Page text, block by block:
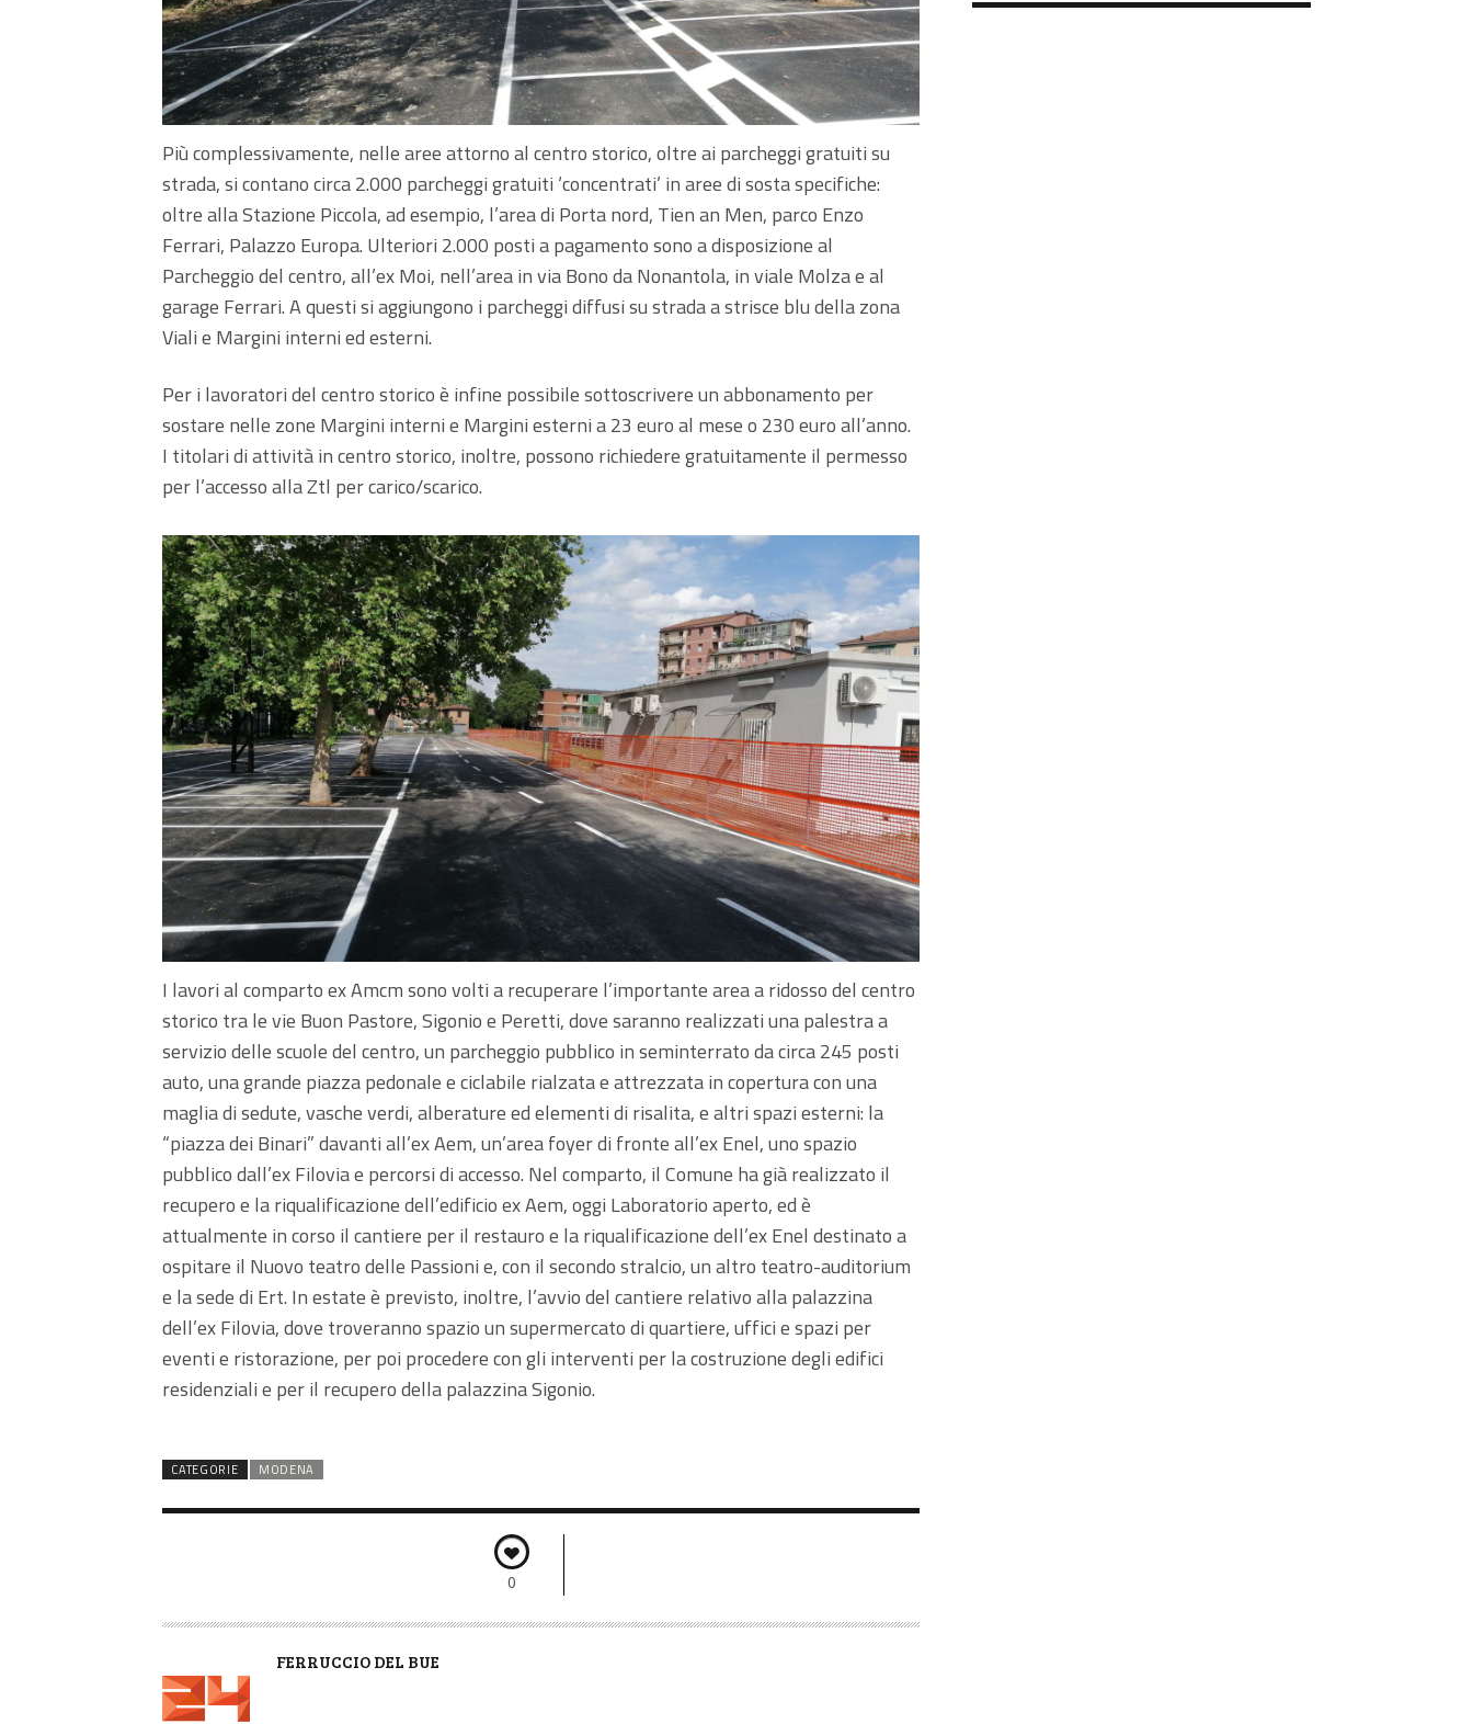
Più complessivamente, nelle aree attorno al centro storico, oltre ai parcheggi gratuiti su
strada, si contano circa 2.000 parcheggi gratuiti ‘concentrati’ in aree di sosta specifiche:
oltre alla Stazione Piccola, ad esempio, l’area di Porta nord, Tien an Men, parco Enzo
Ferrari, Palazzo Europa. Ulteriori 2.000 posti a pagamento sono a disposizione al
Parcheggio del centro, all’ex Moi, nell’area in via Bono da Nonantola, in viale Molza e al
garage Ferrari. A questi si aggiungono i parcheggi diffusi su strada a strisce blu della zona
Viali e Margini interni ed esterni.
Per i lavoratori del centro storico è infine possibile sottoscrivere un abbonamento per
sostare nelle zone Margini interni e Margini esterni a 23 euro al mese o 230 euro all’anno.
I titolari di attività in centro storico, inoltre, possono richiedere gratuitamente il permesso
per l’accesso alla Ztl per carico/scarico.
I lavori al comparto ex Amcm sono volti a recuperare l’importante area a ridosso del centro
storico tra le vie Buon Pastore, Sigonio e Peretti, dove saranno realizzati una palestra a
servizio delle scuole del centro, un parcheggio pubblico in seminterrato da circa 245 posti
auto, una grande piazza pedonale e ciclabile rialzata e attrezzata in copertura con una
maglia di sedute, vasche verdi, alberature ed elementi di risalita, e altri spazi esterni: la
“piazza dei Binari” davanti all’ex Aem, un’area foyer di fronte all’ex Enel, uno spazio
pubblico dall’ex Filovia e percorsi di accesso. Nel comparto, il Comune ha già realizzato il
recupero e la riqualificazione dell’edificio ex Aem, oggi Laboratorio aperto, ed è
attualmente in corso il cantiere per il restauro e la riqualificazione dell’ex Enel destinato a
ospitare il Nuovo teatro delle Passioni e, con il secondo stralcio, un altro teatro-auditorium
e la sede di Ert. In estate è previsto, inoltre, l’avvio del cantiere relativo alla palazzina
dell’ex Filovia, dove troveranno spazio un supermercato di quartiere, uffici e spazi per
eventi e ristorazione, per poi procedere con gli interventi per la costruzione degli edifici
residenziali e per il recupero della palazzina Sigonio.
CATEGORIE MODENA
0
A
FERRUCCIO DEL BUE